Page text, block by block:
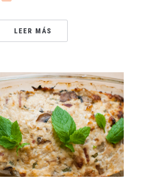
LEER MÁS